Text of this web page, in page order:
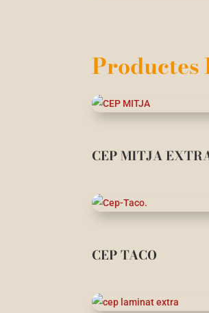
Productes
CEP MITJA
CEP TACO